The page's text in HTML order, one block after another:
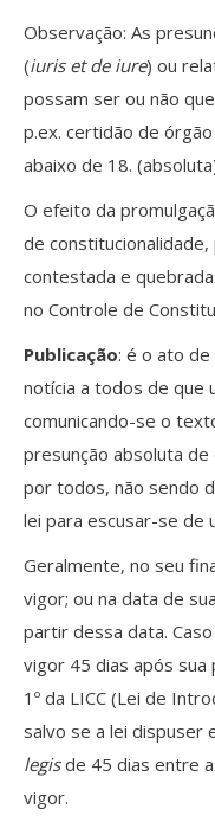
Observação: As
(iuris et de iure) ou
possam ser ou não
p.ex. certidão de
abaixo de 18.
O efeito da
de
contestada e
no Controle de
Publicação: é o ato
notícia a todos de que
comunicando-se o
presunção absoluta de
por todos, não sendo
lei para escusar-se de
Geralmente, no seu
vigor; ou na data de
partir dessa data.
vigor 45 dias após sua
1º da LICC (Lei de
salvo se a lei dispuser
legisde 45 dias entre a
vigor.